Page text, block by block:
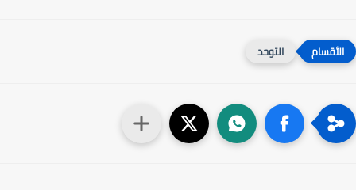
التوحد